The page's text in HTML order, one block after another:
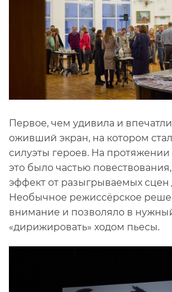
Первое, чем удивила и
оживший экран, на котором
силуэты героев. На протяжении
это было частью
эффект от разыгрываемых сцен
Необычное режиссёрское
внимание и позволяло в
«дирижировать» ходом пьесы.